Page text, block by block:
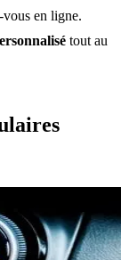
vous en ligne.
tout au